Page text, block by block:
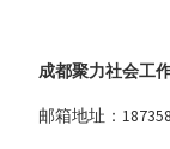
成都聚力社会工
邮箱地址：